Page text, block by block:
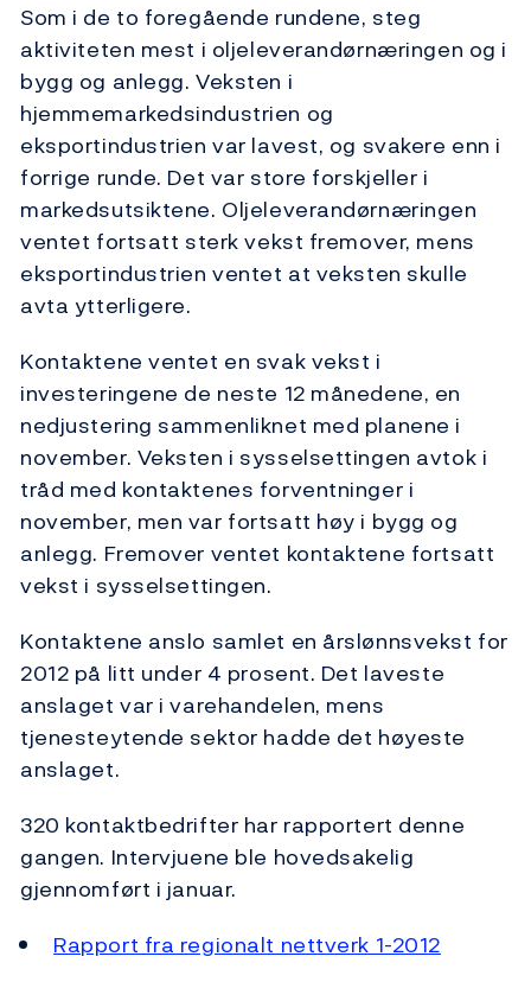
Som i de to foregående rundene, steg
aktiviteten mest i oljeleverandørnæringen og i
bygg og anlegg. Veksten i
hjemmemarkedsindustrien og
eksportindustrien var lavest, og svakere enn i
forrige runde. Det var store forskjeller i
markedsutsiktene. Oljeleverandørnæringen
ventet fortsatt sterk vekst fremover, mens
eksportindustrien ventet at veksten skulle
avta ytterligere.
Kontaktene ventet en svak vekst i
investeringene de neste 12 månedene, en
nedjustering sammenliknet med planene i
november. Veksten i sysselsettingen avtok i
tråd med kontaktenes forventninger i
november, men var fortsatt høy i bygg og
anlegg. Fremover ventet kontaktene fortsatt
vekst i sysselsettingen.
Kontaktene anslo samlet en årslønnsvekst for
2012 på litt under 4 prosent. Det laveste
anslaget var i varehandelen, mens
tjenesteytende sektor hadde det høyeste
anslaget.
320 kontaktbedrifter har rapportert denne
gangen. Intervjuene ble hovedsakelig
gjennomført i januar.
Rapport fra regionalt nettverk 1-2012